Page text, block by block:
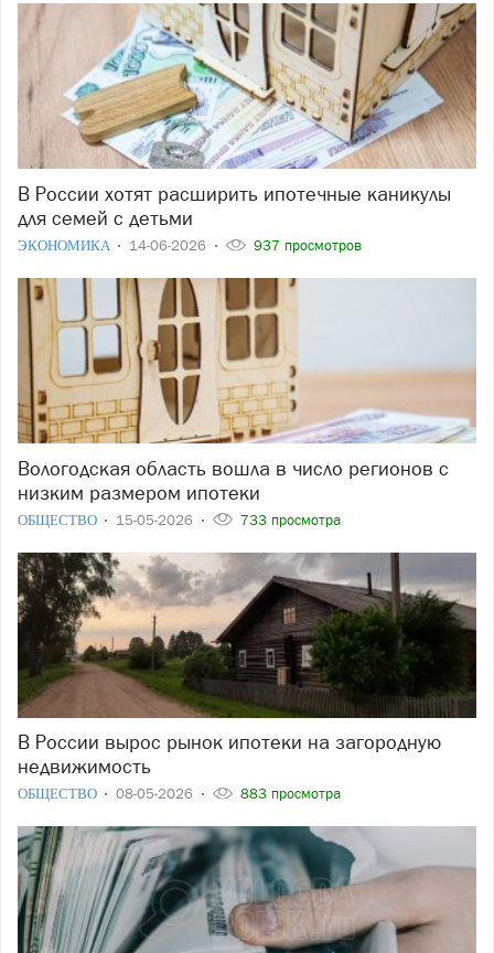
В России хотят расширить ипотечные каникулы
для семей с детьми
ЭКОНОМИКА 14-06-2026 937 просмотров
Вологодская область вошла в число регионов с
низким размером ипотеки
ОБЩЕСТВО 15-05-2026 733 просмотра
В России вырос рынок ипотеки на загородную
недвижимость
ОБЩЕСТВО 08-05-2026 883 просмотра